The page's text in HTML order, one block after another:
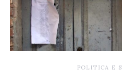
POLITICA E